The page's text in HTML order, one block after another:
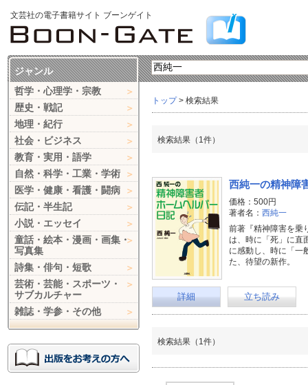
文芸社の電子書籍サイト ブーンゲイト
トップ> 検索結果
検索結果（1件）
西純一の精神障
価格：500円
著者名： 西純一
前著『精神障害を乗
は、時に「死」に直
に感動し、時に「一
た、待望の新作。
詳細 立ち読み
検索結果（1件）
ジャンル
哲学・心理学・宗教
歴史・戦記
地理・紀行
社会・ビジネス
教育・実用・語学
自然・科学・工業・学術
医学・健康・看護・闘病
伝記・半生記
小説・エッセイ
童話・絵本・漫画・画集・
写真集
詩集・俳句・短歌
芸術・芸能・スポーツ・
サブカルチャー
雑誌・学参・その他